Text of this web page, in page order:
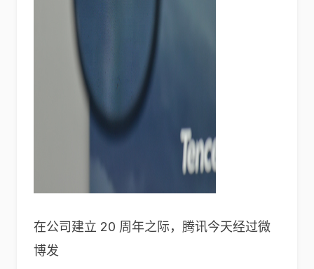
在公司建立 20 周年之际，腾讯今天经过微
博发